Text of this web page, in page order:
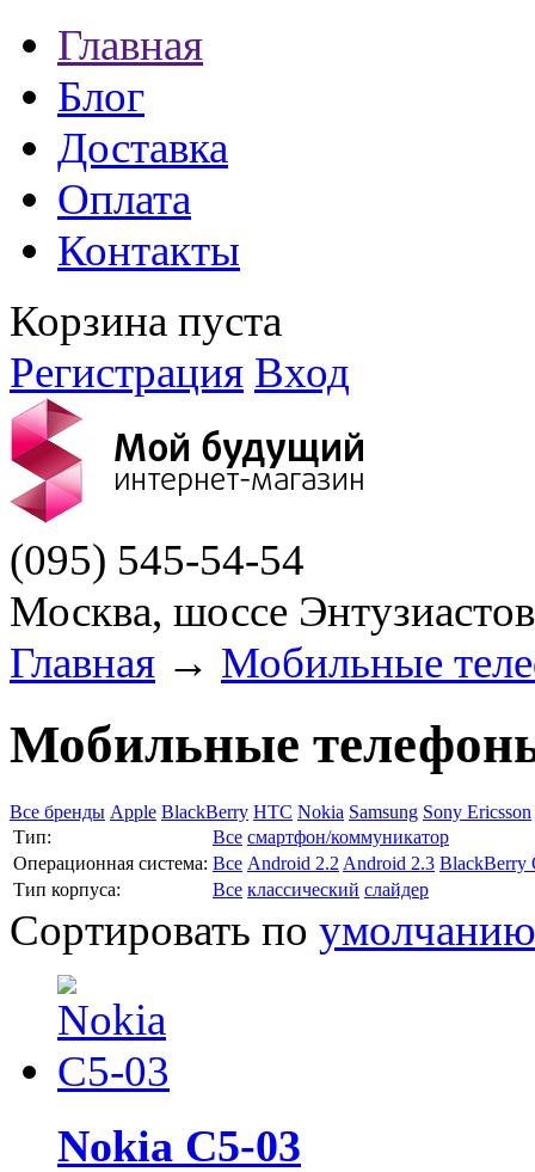
Главная
Блог
Доставка
Оплата
Контакты
Корзина пуста
Регистрация Вход
(095) 545-54-54
Москва, шоссе
Главная → Мобильные
Мобильные
Все бренды Apple BlackBerry HTC Nokia Samsung Sony Ericsson
Тип:
Все смартфон/коммуникатор
Операционная система: Все Android 2.2 Android 2.3 BlackBerry
Тип корпуса:
Все классический слайдер
Сортировать по умолчанию
Nokia C5-03